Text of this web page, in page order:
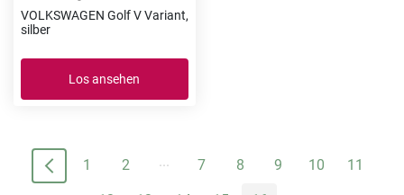
VOLKSWAGEN Golf V Variant,
silber
Los ansehen
1 2 ... 7 8 9 10 11